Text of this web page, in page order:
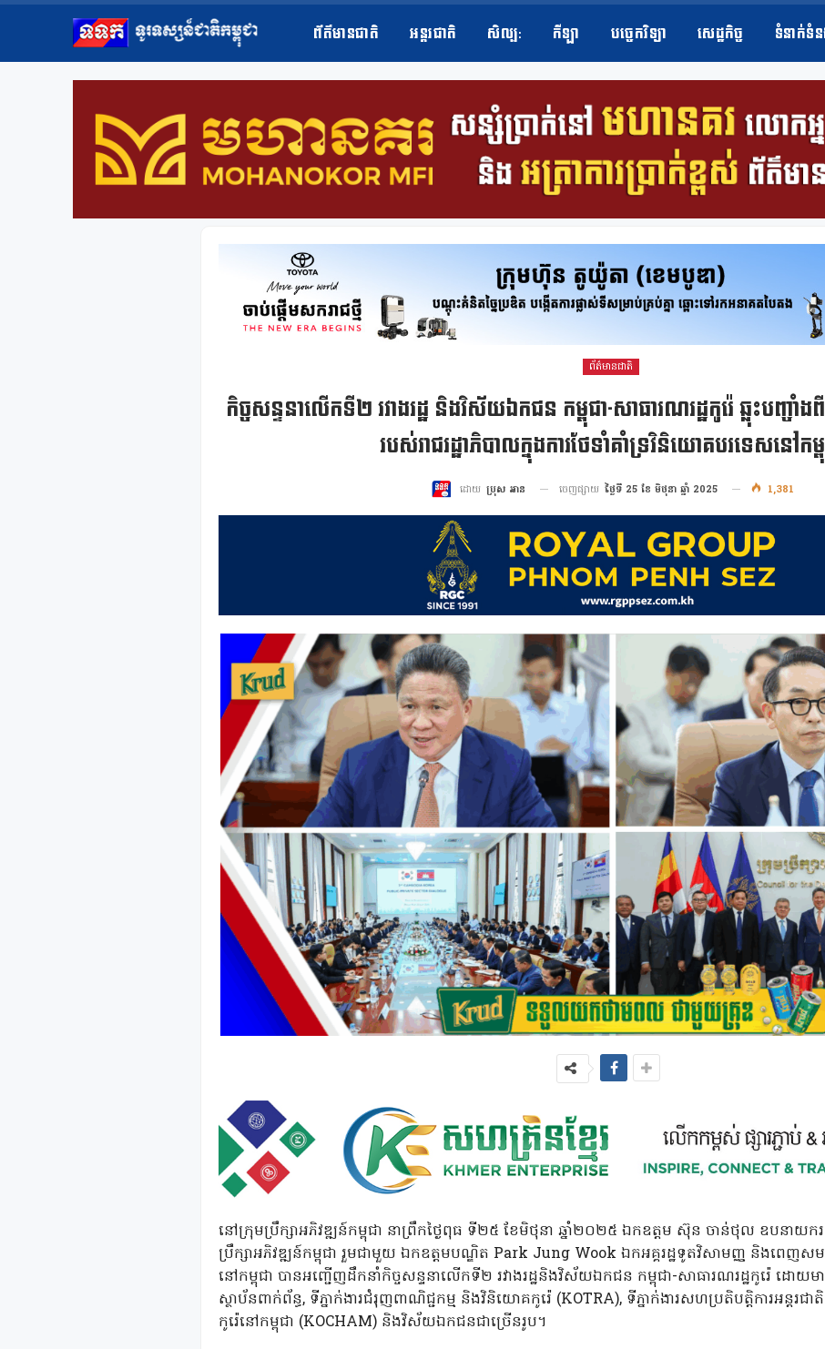
ព័ត៌មានជាតិ អន្តរជាតិ សិល្ប​: កីឡា បច្ចេកវិទ្យា សេដ្ឋកិច្ច ទំនាក់ទំ
ព័ត៌មានជាតិ
កិច្ចសន្ទនាលើកទី២ រវាងរដ្ឋ និងវិស័យឯកជន កម្ពុជា-សាធារណរដ្ឋកូរ៉េ ឆ្លុះបញ្ចាំ
របស់រាជរដ្ឋាភិបាលក្នុងការថែទាំគាំទ្រវិនិយោគបរទេសនៅកម្
ដោយ ប្រុស អាន ចេញផ្សាយ ថ្ងៃទី 25 ខែ មិថុនា ឆ្នាំ 2025 1,381
នៅក្រុមប្រឹក្សាអភិវឌ្ឍន៍កម្ពុជា នាព្រឹកថ្ងៃពុធ ទី២៥ ខែមិថុនា ឆ្នាំ២០២៥ ឯកឧត្តម ស៊ុន ចាន់ថុល ឧបនាយករ
ប្រឹក្សាអភិវឌ្ឍន៍កម្ពុជា រួមជាមួយ ឯកឧត្តមបណ្ឌិត Park Jung Wook ឯកអគ្គរដ្ឋទូតវិសាមញ្ញ និងពេញសមត្
នៅកម្ពុជា បានអញ្ជើញដឹកនាំកិច្ចសន្ទនាលើកទី២ រវាងរដ្ឋនិងវិស័យឯកជន កម្ពុជា-សាធារណរដ្ឋកូរ៉េ ដោ
ស្ថាប័នពាក់ព័ន្ធ, ទីភ្នាក់ងារជំរុញពាណិជ្ជកម្ម និងវិនិយោគកូរ៉េ (KOTRA), ទីភ្នាក់ងារសហប្រតិបត្តិការអន្ដរជ
កូរ៉េនៅកម្ពុជា (KOCHAM) និងវិស័យឯកជនជាច្រើនរូប។